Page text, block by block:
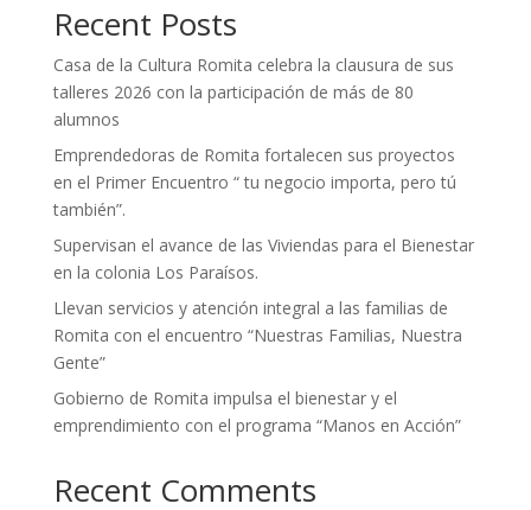
Recent Posts
Casa de la Cultura Romita celebra la clausura de sus
talleres 2026 con la participación de más de 80
alumnos
Emprendedoras de Romita fortalecen sus proyectos
en el Primer Encuentro “ tu negocio importa, pero tú
también”.
Supervisan el avance de las Viviendas para el Bienestar
en la colonia Los Paraísos.
Llevan servicios y atención integral a las familias de
Romita con el encuentro “Nuestras Familias, Nuestra
Gente”
Gobierno de Romita impulsa el bienestar y el
emprendimiento con el programa “Manos en Acción”
Recent Comments